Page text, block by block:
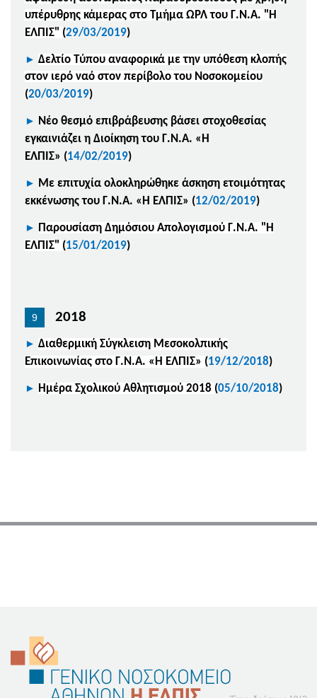
υπέρυθρης κάμερας στο Τμήμα ΩΡΛ του Γ.Ν.Α. "Η
ΕΛΠΙΣ" (29/03/2019)
► Δελτίο Τύπου αναφορικά με την υπόθεση κλοπής
στον ιερό ναό στον περίβολο του Νοσοκομείου
(20/03/2019)
►
Νέο θεσμό επιβράβευσης βάσει στοχοθεσίας
εγκαινιάζει η Διοίκηση του Γ.Ν.Α. «Η
ΕΛΠΙΣ» (14/02/2019)
►
Με επιτυχία ολοκληρώθηκε άσκηση ετοιμότητας
εκκένωσης του Γ.Ν.Α. «Η ΕΛΠΙΣ» (12/02/2019)
►
Παρουσίαση Δημόσιου Απολογισμού Γ.Ν.Α. "Η
ΕΛΠΙΣ" (15/01/2019)
2018
► Διαθερμική Σύγκλειση Μεσοκολπικής
Επικοινωνίας στο Γ.Ν.Α. «Η ΕΛΠΙΣ» (19/12/2018)
► Ημέρα Σχολικού Αθλητισμού 2018 (05/10/2018)